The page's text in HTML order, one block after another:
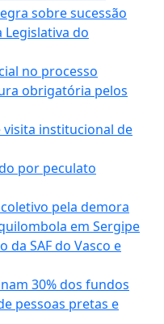
sobre sucessão
Legislativa do
no processo
obrigatória pelos
visita institucional de
por peculato
pela demora
em Sergipe
da SAF do Vasco e
30% dos fundos
pessoas pretas e